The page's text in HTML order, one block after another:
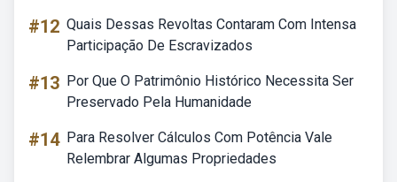
#12 Quais Dessas Revoltas Contaram Com Intensa
Participação De Escravizados
#13 Por Que O Patrimônio Histórico Necessita Ser
Preservado Pela Humanidade
#14 Para Resolver Cálculos Com Potência Vale
Relembrar Algumas Propriedades